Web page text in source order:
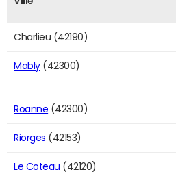
Charlieu (42190)
Mably(42300)
Roanne (42300)
Riorges (42153)
Le Coteau (42120)